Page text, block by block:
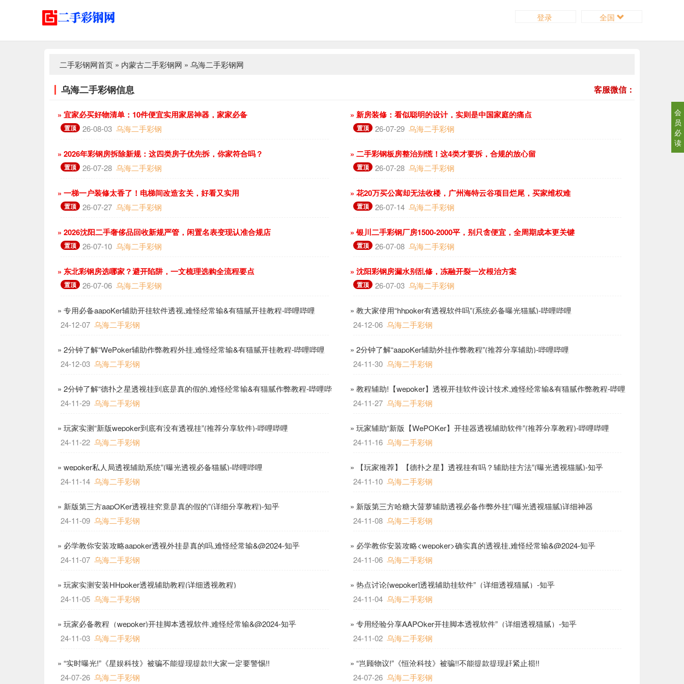
全国
登录
二手彩钢网首页 » 内蒙古二手彩钢网 » 乌海二手彩钢网
乌海二手彩钢信息 客服微信：
» 宜家必买好物清单：10件便宜实用家居神器，家家必备
置顶 26-08-03 乌海二手彩钢
» 新房装修：看似聪明的设计，实则是中国家庭的痛点
置顶 26-07-29 乌海二手彩钢
» 2026年彩钢房拆除新规：这四类房子优先拆，你家符合吗？
置顶 26-07-28 乌海二手彩钢
» 二手彩钢板房整治别慌！这4类才要拆，合规的放心留
置顶 26-07-28 乌海二手彩钢
» 一梯一户装修太香了！电梯间改造玄关，好看又实用
置顶 26-07-27 乌海二手彩钢
» 花20万买公寓却无法收楼，广州海特云谷项目烂尾，买家维权难
置顶 26-07-14 乌海二手彩钢
» 2026沈阳二手奢侈品回收新规严管，闲置名表变现认准合规店
置顶 26-07-10 乌海二手彩钢
» 银川二手彩钢厂房1500-2000平，别只贪便宜，全周期成本更关键
置顶 26-07-08 乌海二手彩钢
» 东北彩钢房选哪家？避开陷阱，一文梳理选购全流程要点
置顶 26-07-06 乌海二手彩钢
» 沈阳彩钢房漏水别乱修，冻融开裂一次根治方案
置顶 26-07-03 乌海二手彩钢
» 专用必备aapoKer辅助开挂软件透视,难怪经常输&有猫腻开挂教程-哔哩哔哩
24-12-07 乌海二手彩钢
» 教大家使用“hhpoker有透视软件吗”(系统必备曝光猫腻)-哔哩哔哩
24-12-06 乌海二手彩钢
» 2分钟了解“WePoker辅助作弊教程外挂,难怪经常输&有猫腻开挂教程-哔哩哔哩
24-12-03 乌海二手彩钢
» 2分钟了解“aapoKer辅助外挂作弊教程”(推荐分享辅助)-哔哩哔哩
24-11-30 乌海二手彩钢
» 2分钟了解“德扑之星透视挂到底是真的假的,难怪经常输&有猫腻作弊教程-哔哩哔
24-11-29 乌海二手彩钢
» 教程辅助!【wepoker】透视开挂软件设计技术,难怪经常输&有猫腻作弊教程-哔哩
24-11-27 乌海二手彩钢
» 玩家实测“新版wepoker到底有没有透视挂”(推荐分享软件)-哔哩哔哩
24-11-22 乌海二手彩钢
» 玩家辅助“新版【WePOKer】开挂器透视辅助软件”(推荐分享教程)-哔哩哔哩
24-11-16 乌海二手彩钢
» wepoker私人局透视辅助系统”(曝光透视必备猫腻)-哔哩哔哩
24-11-14 乌海二手彩钢
» 【玩家推荐】【德扑之星】透视挂有吗？辅助挂方法”(曝光透视猫腻)-知乎
24-11-10 乌海二手彩钢
» 新版第三方aapOKer透视挂究竟是真的假的”(详细分享教程)-知乎
24-11-09 乌海二手彩钢
» 新版第三方哈糖大菠萝辅助透视必备作弊外挂”(曝光透视猫腻)详细神器
24-11-08 乌海二手彩钢
» 必学教你安装攻略aapoker透视外挂是真的吗,难怪经常输&@2024-知乎
24-11-07 乌海二手彩钢
» 必学教你安装攻略<wepoker>确实真的透视挂,难怪经常输&@2024-知乎
24-11-06 乌海二手彩钢
» 玩家实测安装HHpoker透视辅助教程(详细透视教程)
24-11-05 乌海二手彩钢
» 热点讨论{wepoker]透视辅助挂软件”（详细透视猫腻）-知乎
24-11-04 乌海二手彩钢
» 玩家必备教程（wepoker)开挂脚本透视软件,难怪经常输&@2024-知乎
24-11-03 乌海二手彩钢
» 专用经验分享AAPOker开挂脚本透视软件”（详细透视猫腻）-知乎
24-11-02 乌海二手彩钢
» “实时曝光!”《星娱科技》被骗不能提现提款!!大家一定要警惕!!
24-07-26 乌海二手彩钢
» “岂顾物议!”《恒沧科技》被骗!!不能提款提现赶紧止损!!
24-07-26 乌海二手彩钢
会
员
必
读